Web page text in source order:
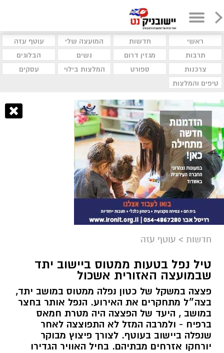
ראשי חדשות המועצה שלי
עוטף עזה
תרבות
מגזין דרום נשים
הבלוגים
צרכנות
ספורט המלצות בילוי
עסקים
טיפים והמלצות
חדשות > עוטף עזה
טיל נפל בטעות ממטוס ביישוב יתד
שבמועצה האזורית אשכול
פצצה במשקל של כטון נפלה ממטוס במושב יתד,
בצה״ל מתחקרים את האירוע. הנפל אותר בחצר
במושב , היעד של הפצצה היה מטרת חמאס
ברפיח - ולמרבה המזל לא התפוצצה לאחר
שנפלה ביישוב בעוטף. לצורך פיצוץ מבוקר
יורחקו אזרחים מבתיהם. בחיל האוויר הגדירו